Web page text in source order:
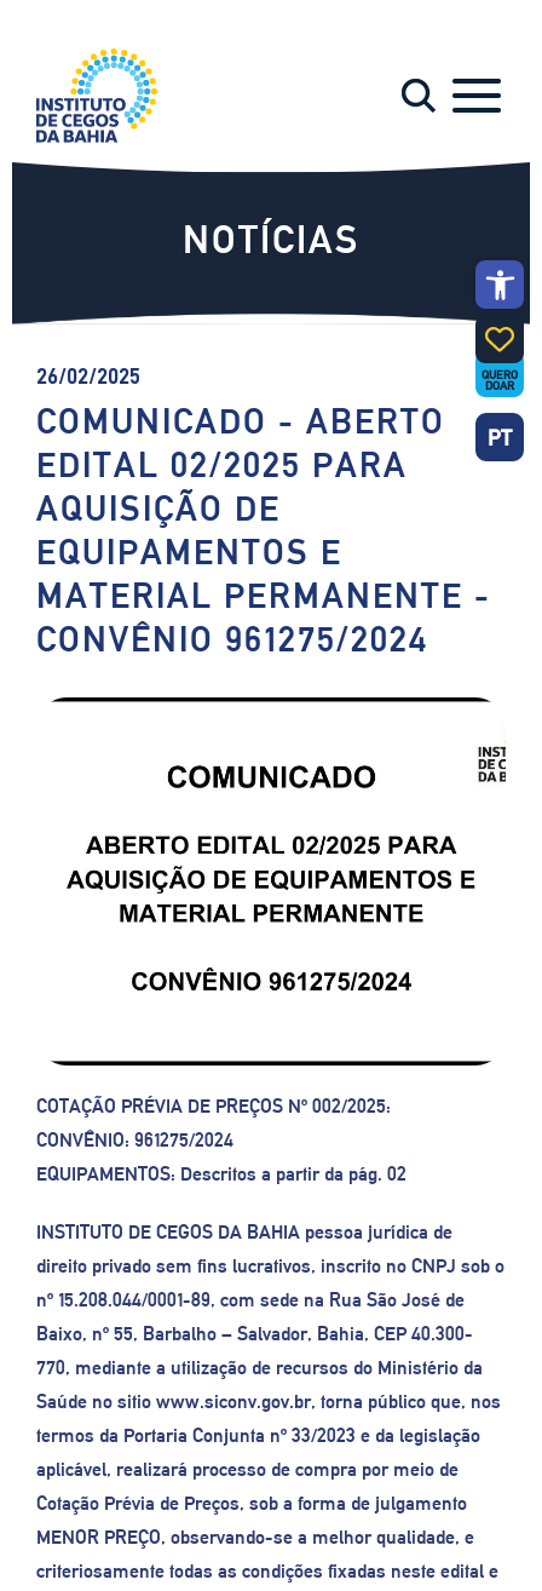
QUERO
DOAR
PT
NOTÍCIAS
26/02/2025
COMUNICADO - ABERTO
EDITAL 02/2025 PARA
AQUISIÇÃO DE
EQUIPAMENTOS E
MATERIAL PERMANENTE -
CONVÊNIO 961275/2024
COTAÇÃO PRÉVIA DE PREÇOS Nº 002/2025:
CONVÊNIO: 961275/2024
EQUIPAMENTOS: Descritos a partir da pág. 02
INSTITUTO DE CEGOS DA BAHIA pessoa jurídica de
direito privado sem fins lucrativos, inscrito no CNPJ sob o
nº 15.208.044/0001-89, com sede na Rua São José de
Baixo, nº 55, Barbalho – Salvador, Bahia, CEP 40.300-
770, mediante a utilização de recursos do Ministério da
Saúde no sitio www.siconv.gov.br, torna público que, nos
termos da Portaria Conjunta nº 33/2023 e da legislação
aplicável, realizará processo de compra por meio de
Cotação Prévia de Preços, sob a forma de julgamento
MENOR PREÇO, observando-se a melhor qualidade, e
criteriosamente todas as condições fixadas neste edital e
Abrir a